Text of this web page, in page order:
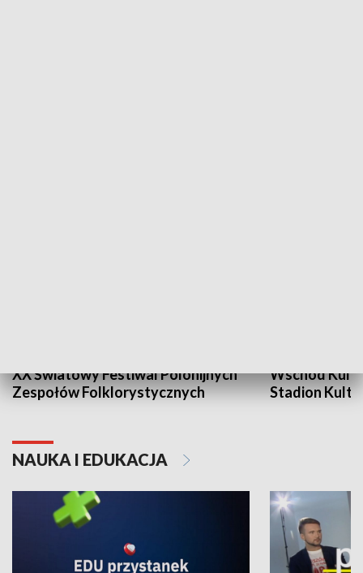
XX Światowy Festiwal Polonijnych
Zespołów Folklorystycznych
Wschód
Stadion
NAUKA I EDUKACJA